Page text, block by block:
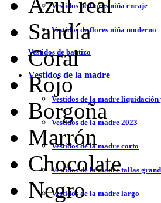
Vestidos de flores niña encaje
Vestidos de flores niña moderno
Vestidos de bautizo
Vestidos de la madre
Vestidos de la madre liquidación
Vestidos de la madre 2023
Vestidos de la madre corto
Vestidos de la madre tallas
Vestidos de la madre largo
Sandía
Coral
Rojo
Borgoña
Marrón
Chocolate
Negro